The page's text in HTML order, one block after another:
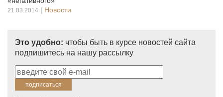
21.03.2014 | Новости
Это удобно: чтобы быть в курсе новостей сайта
подпишитесь на нашу рассылку